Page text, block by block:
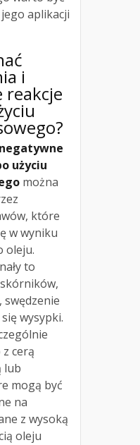
aplikacji
i
reakcje
użyciu
można
które
w wyniku
oleju.
to
swędzenie
wysypki.
cerą
lub
mogą być
na
z wysoką
oleju